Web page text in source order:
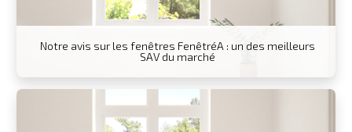
Notre avis sur les fenêtres FenêtréA : un des meilleurs
SAV du marché